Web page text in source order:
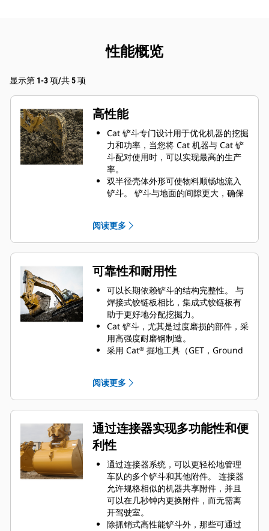
性能概览
显示第 1-3 项/共 5 项
高性能
Cat 铲斗专门设计用于优化机器的挖掘
力和功率，当您将 Cat 机器与 Cat 铲
斗配对使用时，可以实现最高的生产
率。
双半径壳体外形可使物料顺畅地流入
铲斗。 铲斗与地面的间隙更大，确保
油耗在挖掘过程中达到峰值。 Cat 铲
斗可以快速铲挖物料，提高了机器的
整体工作效率。
可在更短的时间内装载更多的物料。
对于每次装载，铲斗形状和侧挡板都
可将大部分物料保留在铲斗内。
阅读更多
可靠性和耐用性
可以长期依赖铲斗的结构完整性。 与
焊接式铰链板相比，集成式铰链板有
助于更好地分配挖掘力。
Cat 铲斗，尤其是过度磨损的部件，采
用高强度耐磨钢制造。
采用 Cat® 掘地工具（GET，Ground
铲刀有助于保护铲斗中最常接触和穿
过物料的部件。
通过为您的铲斗和应用组合选择正确
的 GET 来降低维护成本。
铲斗齿尖提供多种选择，确保适合您
的具体应用。 无论您需要获得平整的
挖掘底面还是挖掘坚硬、磨蚀性的物
料，总会有一款齿尖解决方案适合
您。
阅读更多
通过连接器实现多功能性和便
利性
通过连接器系统，可以更轻松地管理
车队的多个铲斗和其他附件。 连接器
允许规格相似的机器共享附件，并且
可以在几秒钟内更换附件，而无需离
开驾驶室。
除抓销式高性能铲斗外，那些可通过